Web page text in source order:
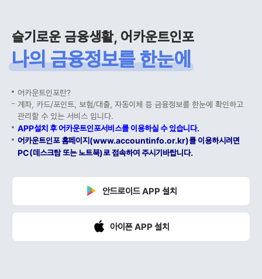
슬기로운 금융생활, 어카운트인포
나의 금융정보를 한눈에
어카운트인포란?
계좌, 카드/포인트, 보험/대출, 자동이체 등 금융정보를 한눈에 확인하고
관리할 수 있는 서비스 입니다.
APP설치 후 어카운트인포서비스를 이용하실 수 있습니다.
어카운트인포 홈페이지(www.accountinfo.or.kr)를 이용하시려면
PC(데스크탑 또는 노트북)로 접속하여 주시기바랍니다.
안드로이드 APP 설치
아이폰 APP 설치